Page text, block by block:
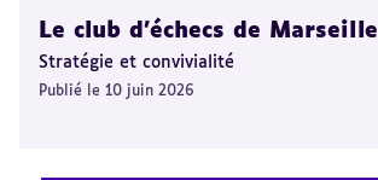
Le club d'échecs de Marseille
Stratégie et convivialité
Publié le 10 juin 2026